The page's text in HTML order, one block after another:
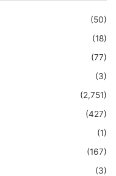
(50)
(18)
(77)
(3)
(2,751)
(427)
(1)
(167)
(3)